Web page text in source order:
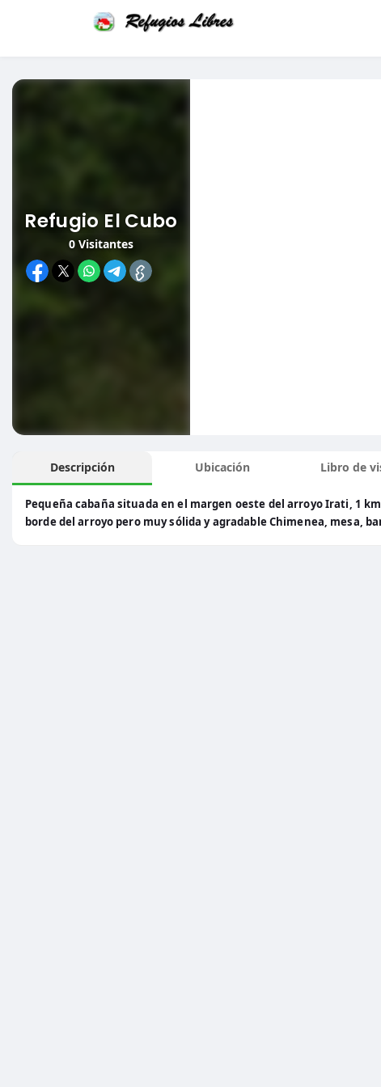
Refugio El Cubo
0 Visitantes
Descripción
Pequeña cabaña situada en el margen oeste del arroyo Irati, 1
borde del arroyo pero muy sólida y agradable Chimenea, mesa,
Ubicación Libro de